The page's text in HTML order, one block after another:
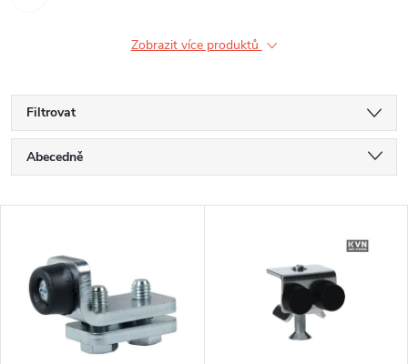
Zobrazit více produktů
Filtrovat
Ř
a
e
Abecedně
Nejprodávanější
ý
p